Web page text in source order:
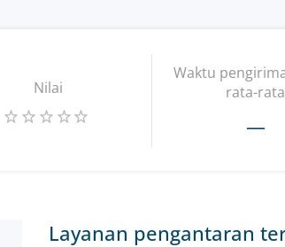
Nilai
Waktu
rata-rata
—
Layanan pengantaran